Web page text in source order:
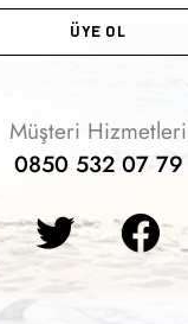
ÜYE OL
Müşteri Hizmetleri
0850 532 07 79